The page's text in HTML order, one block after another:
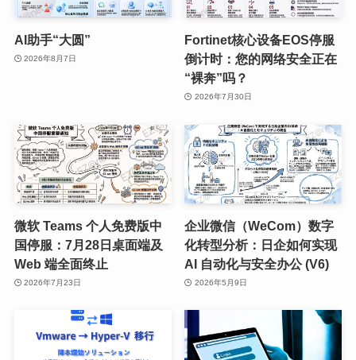
AI助手“大圆”
2026年8月7日
Fortinet核心设备EOS停服
倒计时：您的网络安全正在
“裸奔”吗？
2026年7月30日
微软 Teams 个人免费版中
国停服：7月28日桌面端及
Web 端全面终止
2026年7月23日
企业微信（WeCom）数字
化转型分析：日企如何实现
AI 自动化与安全办公 (V6)
2026年5月9日